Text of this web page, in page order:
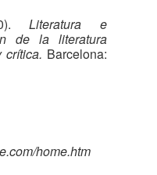
Literatura e
de la literatura
crítica. Barcelona:
home.htm